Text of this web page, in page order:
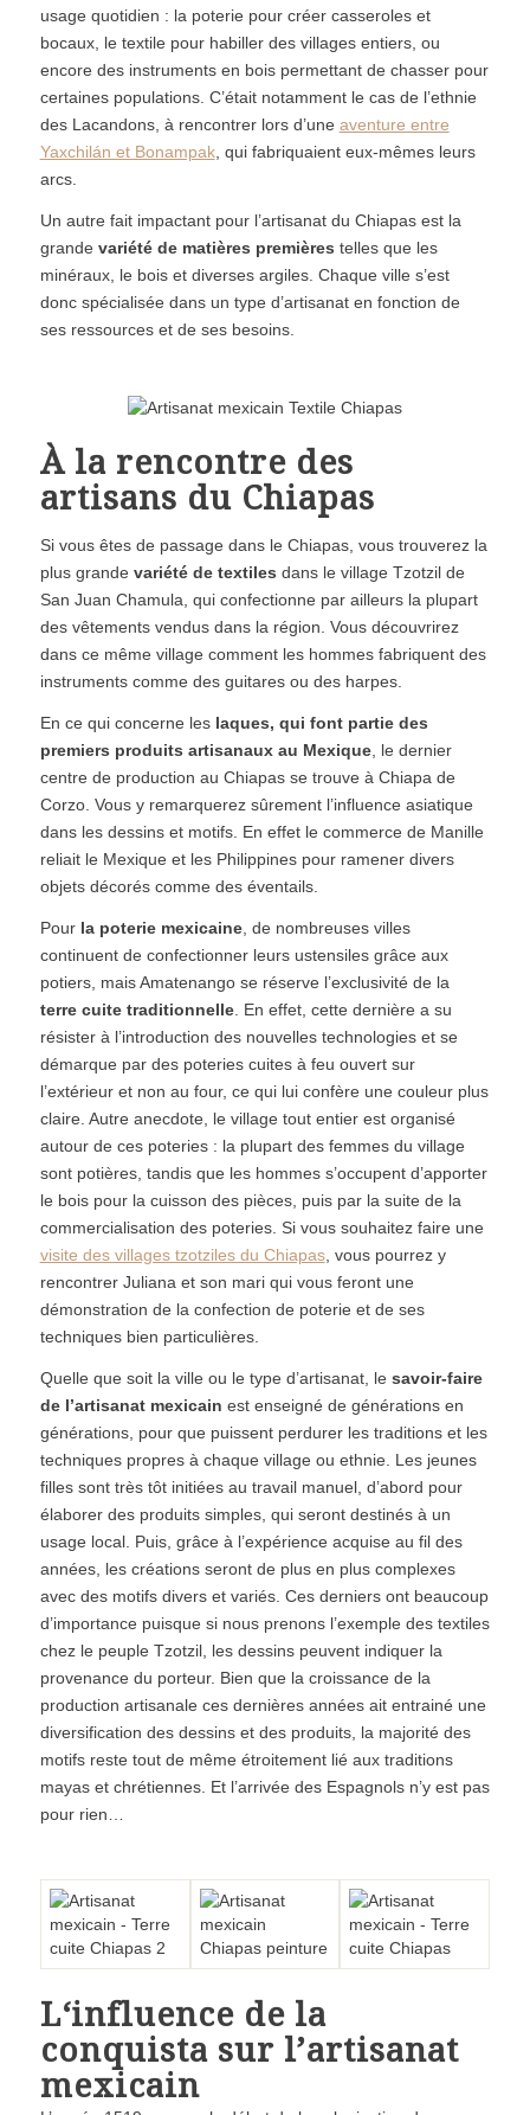
usage quotidien : la poterie pour créer casseroles et
bocaux, le textile pour habiller des villages entiers, ou
encore des instruments en bois permettant de chasser pour
certaines populations. C’était notamment le cas de l’ethnie
des Lacandons, à rencontrer lors d’une aventure entre
Yaxchilán et Bonampak, qui fabriquaient eux-mêmes leurs
arcs.
Un autre fait impactant pour l’artisanat du Chiapas est la
grande variété de matières premières telles que les
minéraux, le bois et diverses argiles. Chaque ville s’est
donc spécialisée dans un type d’artisanat en fonction de
ses ressources et de ses besoins.
À la rencontre des
artisans du Chiapas
Si vous êtes de passage dans le Chiapas, vous trouverez la
plus grande variété de textiles dans le village Tzotzil de
San Juan Chamula, qui confectionne par ailleurs la plupart
des vêtements vendus dans la région. Vous découvrirez
dans ce même village comment les hommes fabriquent des
instruments comme des guitares ou des harpes.
En ce qui concerne les laques, qui font partie des
premiers produits artisanaux au Mexique, le dernier
centre de production au Chiapas se trouve à Chiapa de
Corzo. Vous y remarquerez sûrement l’influence asiatique
dans les dessins et motifs. En effet le commerce de Manille
reliait le Mexique et les Philippines pour ramener divers
objets décorés comme des éventails.
Pour la poterie mexicaine, de nombreuses villes
continuent de confectionner leurs ustensiles grâce aux
potiers, mais Amatenango se réserve l’exclusivité de la
terre cuite traditionnelle. En effet, cette dernière a su
résister à l’introduction des nouvelles technologies et se
démarque par des poteries cuites à feu ouvert sur
l’extérieur et non au four, ce qui lui confère une couleur plus
claire. Autre anecdote, le village tout entier est organisé
autour de ces poteries : la plupart des femmes du village
sont potières, tandis que les hommes s’occupent d’apporter
le bois pour la cuisson des pièces, puis par la suite de la
commercialisation des poteries. Si vous souhaitez faire une
visite des villages tzotziles du Chiapas, vous pourrez y
rencontrer Juliana et son mari qui vous feront une
démonstration de la confection de poterie et de ses
techniques bien particulières.
Quelle que soit la ville ou le type d’artisanat, le savoir-faire
de l’artisanat mexicain est enseigné de générations en
générations, pour que puissent perdurer les traditions et les
techniques propres à chaque village ou ethnie. Les jeunes
filles sont très tôt initiées au travail manuel, d’abord pour
élaborer des produits simples, qui seront destinés à un
usage local. Puis, grâce à l’expérience acquise au fil des
années, les créations seront de plus en plus complexes
avec des motifs divers et variés. Ces derniers ont beaucoup
d’importance puisque si nous prenons l’exemple des textiles
chez le peuple Tzotzil, les dessins peuvent indiquer la
provenance du porteur. Bien que la croissance de la
production artisanale ces dernières années ait entrainé une
diversification des dessins et des produits, la majorité des
motifs reste tout de même étroitement lié aux traditions
mayas et chrétiennes. Et l’arrivée des Espagnols n’y est pas
pour rien…
L‘influence de la
conquista sur l’artisanat
mexicain